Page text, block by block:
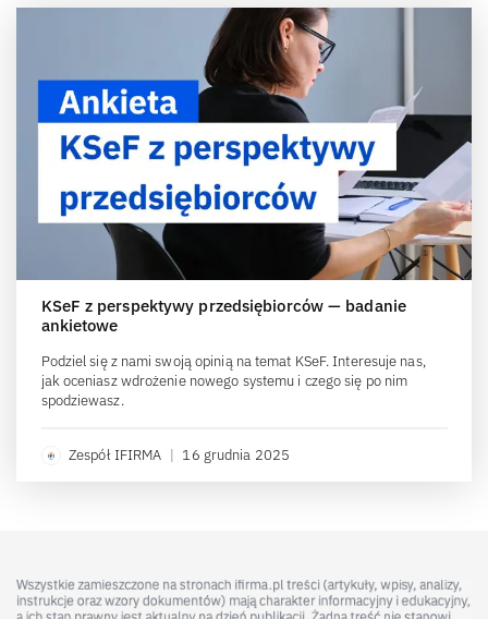
KSeF z perspektywy przedsiębiorców — badanie
ankietowe
Podziel się z nami swoją opinią na temat KSeF. Interesuje nas,
jak oceniasz wdrożenie nowego systemu i czego się po nim
spodziewasz.
Zespół IFIRMA | 16 grudnia 2025